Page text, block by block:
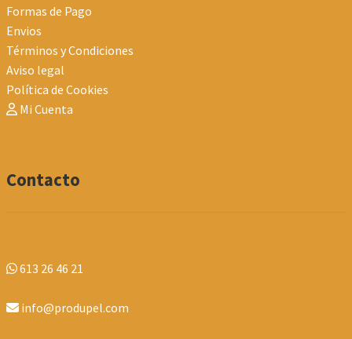
Formas de Pago
Envios
Términos y Condiciones
Aviso legal
Política de Cookies
Mi Cuenta
Contacto
613 26 46 21
info@produpel.com